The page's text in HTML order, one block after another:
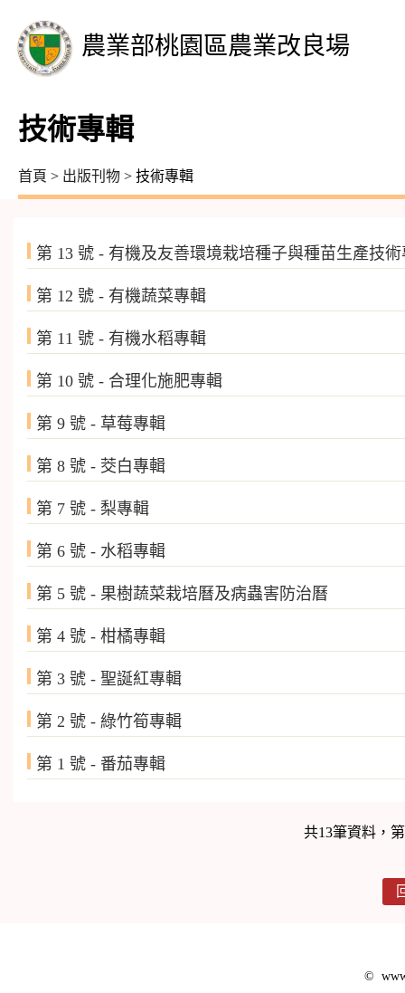
農業部桃園區農業改良場
技術專輯
首頁 > 出版刊物 > 技術專輯
第 13 號 - 有機及友善環境栽培種子與種苗生產技
第 12 號 - 有機蔬菜專輯
第 11 號 - 有機水稻專輯
第 10 號 - 合理化施肥專輯
第 9 號 - 草莓專輯
第 8 號 - 茭白專輯
第 7 號 - 梨專輯 100
第 6 號 - 水稻專輯
第 5 號 - 果樹蔬菜栽培曆及病蟲害防
第 4 號 - 柑橘專輯
第 3 號 - 聖誕紅專輯
第 2 號 - 綠竹筍專輯
第 1 號 - 番茄專輯
共13筆資料，
©